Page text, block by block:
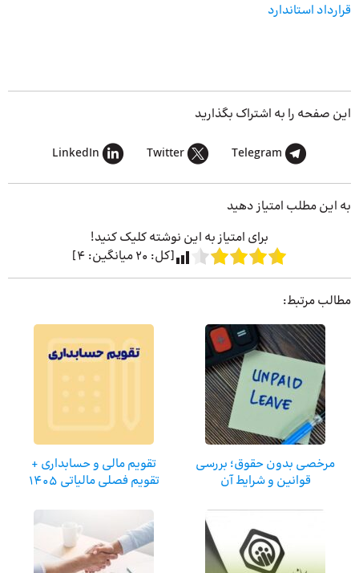
قرارداد استاندارد
این صفحه را به اشتراک بگذارید
Telegram
Twitter
LinkedIn
به این مطلب امتیاز دهید
برای امتیاز به این نوشته کلیک کنید!
[کل: 20میانگین: 4
]
مطالب مرتبط:
مرخصی بدون حقوق؛ بررسی
قوانین و شرایط آن
تقویم مالی و حسابداری +
تقویم فصلی مالیاتی 1405